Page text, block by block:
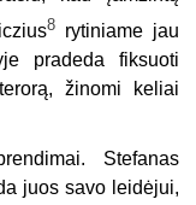
8rytiniame jau
pradeda fiksuoti
žinomi keliai
Stefanas
juos savo leidėjui,